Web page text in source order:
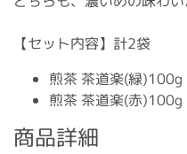
【セット内容】計2袋
煎茶 茶道楽(緑)100g
煎茶 茶道楽(赤)100g
商品詳細